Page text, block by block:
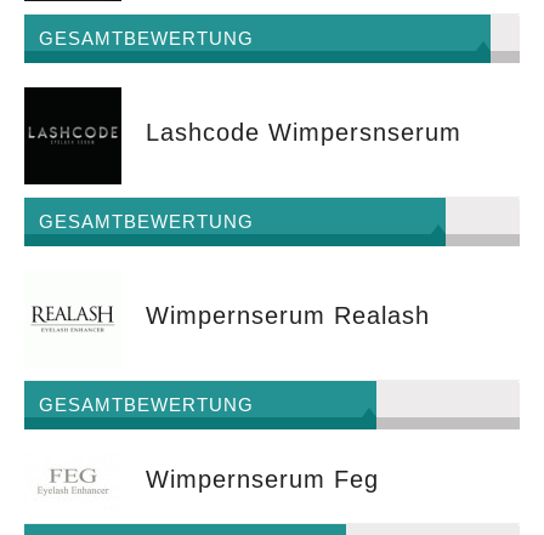
GESAMTBEWERTUNG
Lashcode Wimpersnserum
GESAMTBEWERTUNG
Wimpernserum Realash
GESAMTBEWERTUNG
Wimpernserum Feg